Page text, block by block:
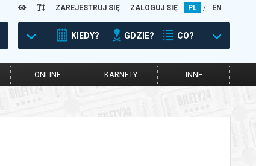
ZAREJESTRUJ SIĘ ZALOGUJ SIĘ PL / EN
KIEDY? GDZIE? CO?
ONLINE KARNETY INNE